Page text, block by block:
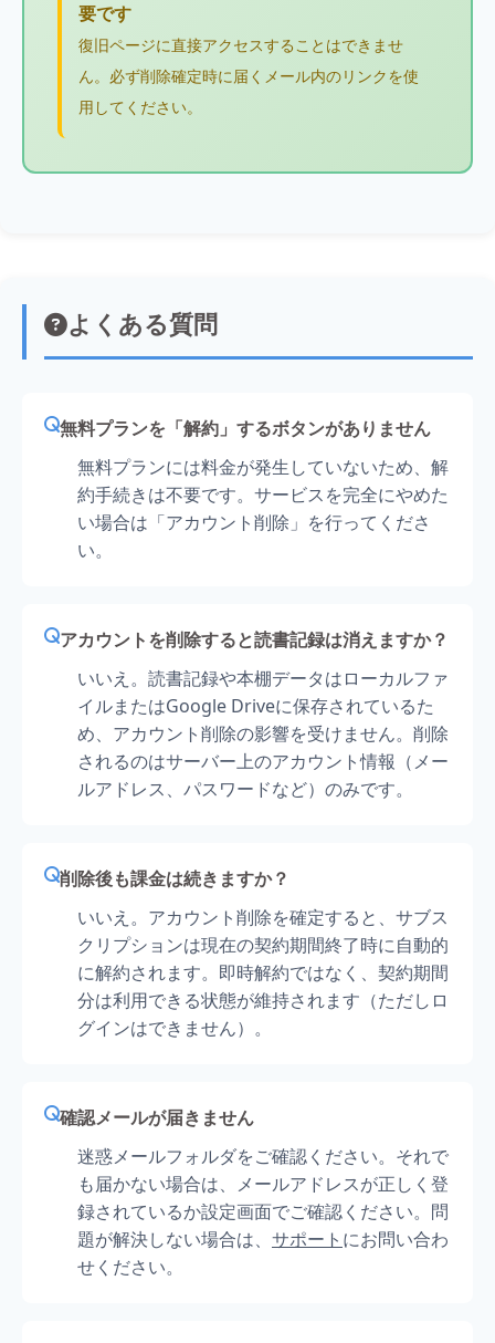
要です
復旧ページに直接アクセスすることはできませ
ん。必ず削除確定時に届くメール内のリンクを使
用してください。
よくある質問
無料プランを「解約」するボタンがありません
無料プランには料金が発生していないため、解
約手続きは不要です。サービスを完全にやめた
い場合は「アカウント削除」を行ってくださ
い。
アカウントを削除すると読書記録は消えますか？
いいえ。読書記録や本棚データはローカルファ
イルまたはGoogle Driveに保存されているた
め、アカウント削除の影響を受けません。削除
されるのはサーバー上のアカウント情報（メー
ルアドレス、パスワードなど）のみです。
削除後も課金は続きますか？
いいえ。アカウント削除を確定すると、サブス
クリプションは現在の契約期間終了時に自動的
に解約されます。即時解約ではなく、契約期間
分は利用できる状態が維持されます（ただしロ
グインはできません）。
確認メールが届きません
迷惑メールフォルダをご確認ください。それで
も届かない場合は、メールアドレスが正しく登
録されているか設定画面でご確認ください。問
題が解決しない場合は、 サポート にお問い合わ
せください。